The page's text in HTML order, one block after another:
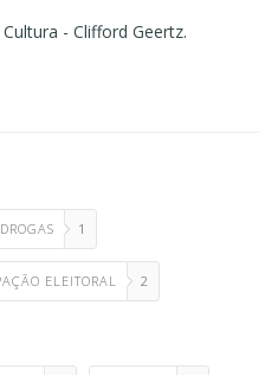
- Clifford Geertz.
1
ELEITORAL 2